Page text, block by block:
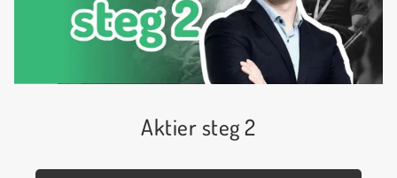
Aktier steg 2